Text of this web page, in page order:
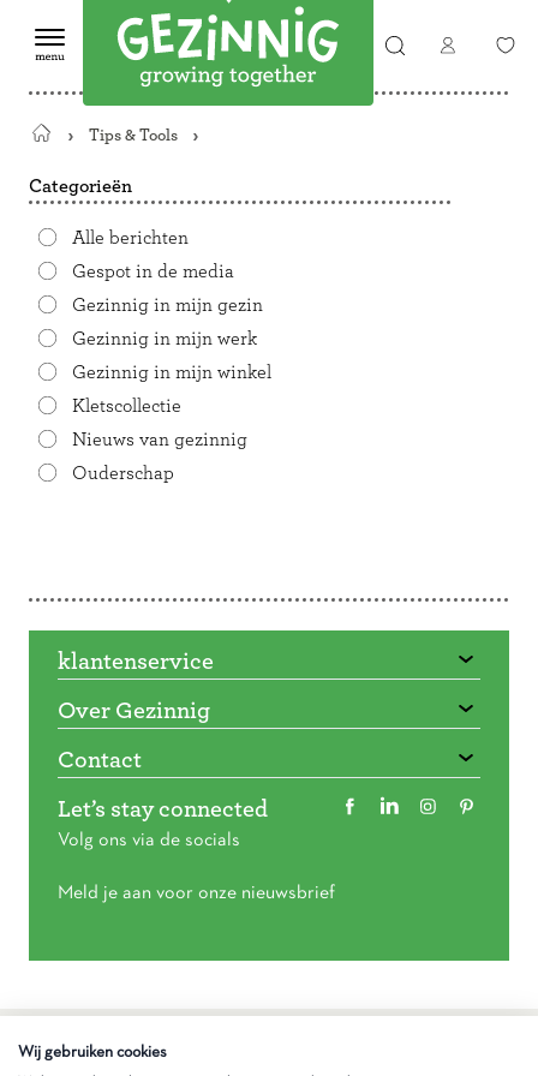
Terug
de
Tips & Tools
Categorieën
Alle berichten
Gespot in de media
Gezinnig in mijn gezin
Gezinnig in mijn werk
Gezinnig in mijn winkel
Kletscollectie
Nieuws van gezinnig
Ouderschap
klantenservice
Over Gezinnig
Contact
Let’s stay connected
Volg ons via de socials
Meld je aan voor onze nieuwsbrief
Wij gebruiken cookies